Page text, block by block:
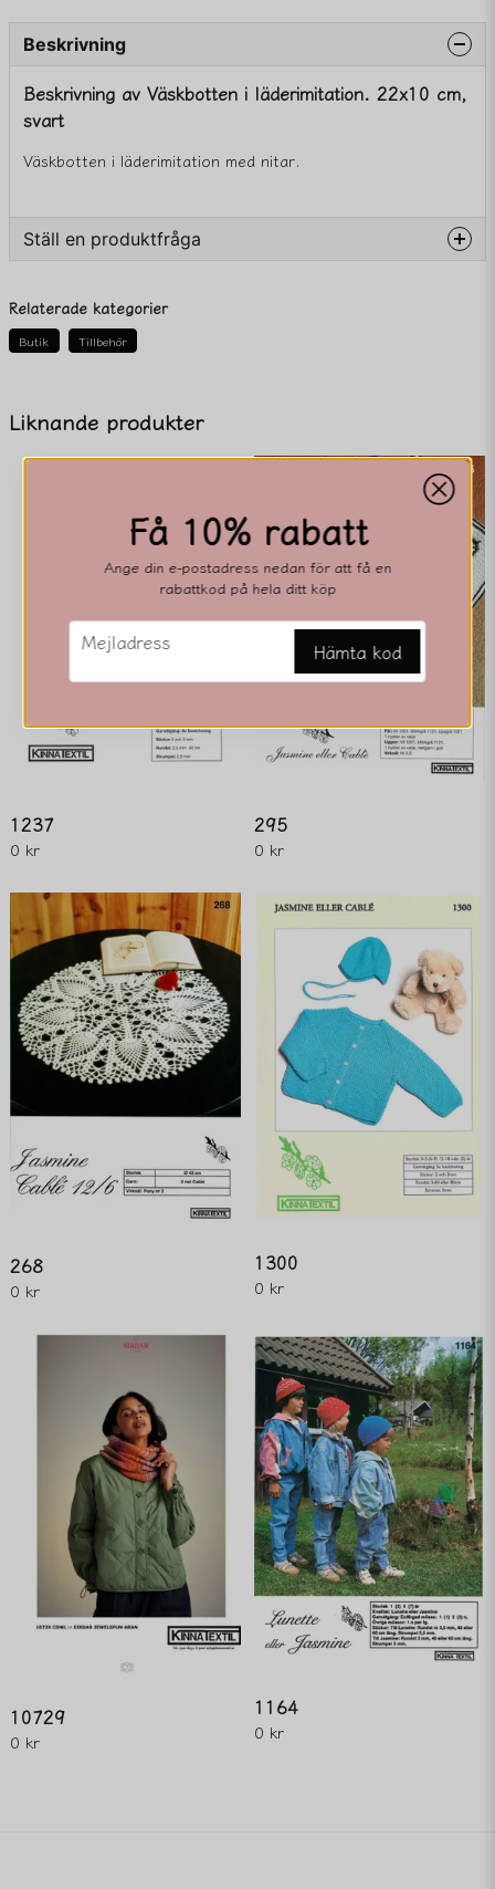
Liknande produkter
1237
0 kr
295
0 kr
268
0 kr
1300
0 kr
10729
0 kr
1164
0 kr
Beskrivning
Beskrivning av Väskbotten i läderimitation. 22x10 cm,
svart
Väskbotten i läderimitation med nitar.
Ställ en produktfråga
Fråga oss något om denna produkten...
Namn
Ja, ni får publicera min fråga
Relaterade kategorier
Butik Tillbehör
Få 10% rabatt
Ange din e-postadress nedan för att få en
rabattkod på hela ditt köp
email
Mejladress Hämta kod